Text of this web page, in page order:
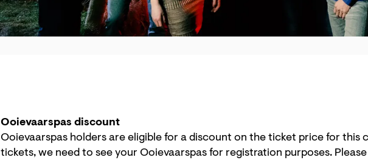
Ooievaarspas discount
Ooievaarspas holders are eligible for a discount on the ticket price for this
tickets, we need to see your Ooievaarspas for registration purposes.